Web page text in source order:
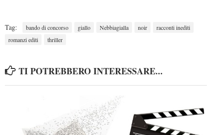
Tag: bando di concorso giallo Nebbiagialla noir
racconti inediti
romanzi editi
thriller
TI POTREBBERO INTERESSARE...